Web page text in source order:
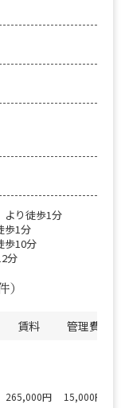
より徒歩1分
歩1分
歩10分
分
）
賃料 管理費
265,000円 15,000円